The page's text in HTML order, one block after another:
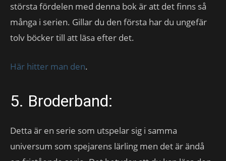
största fördelen med denna bok är att det finns så
många i serien. Gillar du den första har du ungefär
tolv böcker till att läsa efter det.
Här hitter man den.
5. Broderband:
Detta är en serie som utspelar sig i samma
universum som spejarens lärling men det är ändå